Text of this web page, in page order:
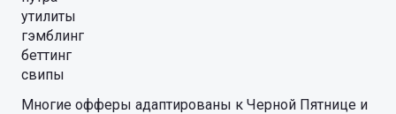
утилиты
гэмблинг
беттинг
свипы
Многие офферы адаптированы к Черной Пятнице и